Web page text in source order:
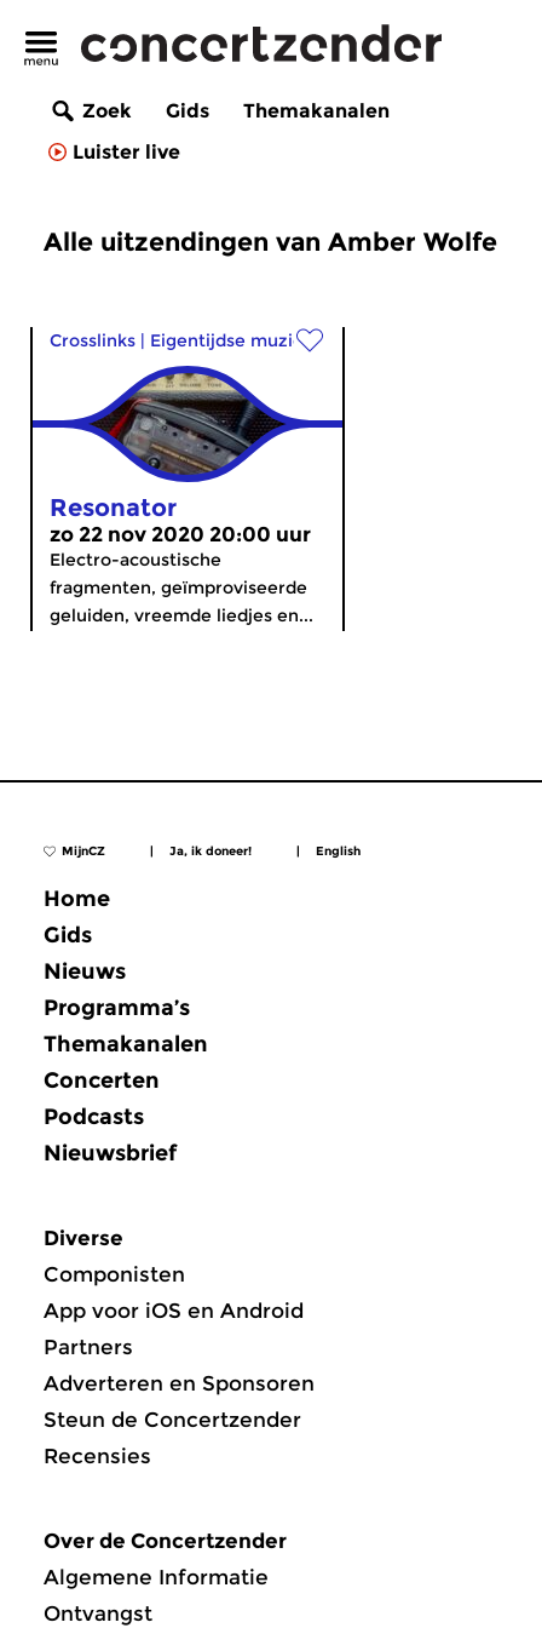
Zoek Gids
Themakanalen
Luister live
Alle uitzendingen van Amber Wolfe
Crosslinks | Eigentijdse muziek
Resonator
zo 22 nov 2020 20:00 uur
Electro-acoustische
fragmenten, geïmproviseerde
geluiden, vreemde liedjes en...
MijnCZ | Ja, ik doneer! | English
Home
Gids
Nieuws
Programma’s
Themakanalen
Concerten
Podcasts
Nieuwsbrief
Diverse
Componisten
App voor iOS en Android
Partners
Adverteren en Sponsoren
Steun de Concertzender
Recensies
Over de Concertzender
Algemene Informatie
Ontvangst